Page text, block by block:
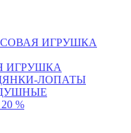
ИГРУШКА
ИГРУШКА
ЛОПАТЫ
%